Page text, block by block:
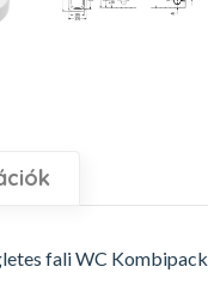
fali WC Kombipack